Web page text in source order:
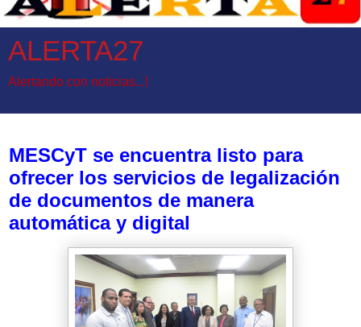
ALERTA27
Alertando con noticias...!
MESCyT se encuentra listo para
ofrecer los servicios de legalización
de documentos de manera
automática y digital